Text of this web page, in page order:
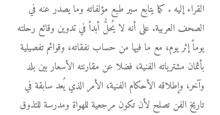
القراء إليه . كما يتابع سير طبع مؤلفاته وما يصدر عنه في
الصحف العربية. على أنه لا يُحلُّ أبداً في تدوين وقائع رحلته
يوماً إثر يوم، مع ما فيها من حساب نفقاته، وقوائم تفصيلية
بأثمان مشترياته الفنية، فضلا عن مقارنته الأسعار بين بلد
وآخر، وإطلاقه الأحكام الفنية، الأمر الذي يُعد سابقة في
تاريخ الفن تصلح لأن تكون مرجعية للهواة ومدرسة للتذوق